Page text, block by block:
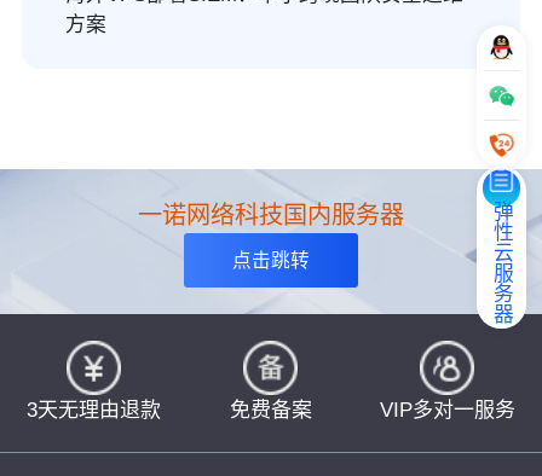
方案
弹性云服务器
一诺网络科技国内服务器
点击跳转
3天无理由退款 免费备案 VIP多对一服务